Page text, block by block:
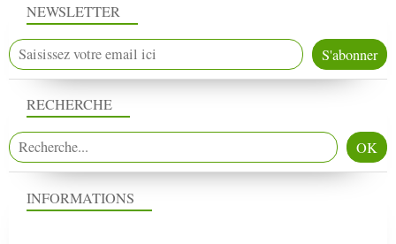
NEWSLETTER
RECHERCHE
INFORMATIONS